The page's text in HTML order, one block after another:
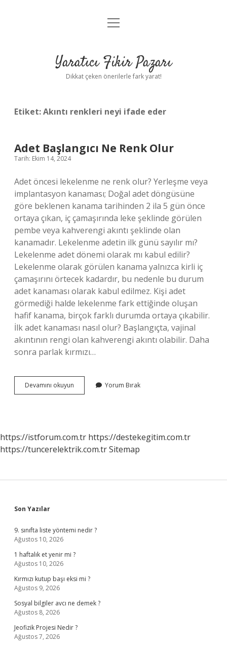
Anasayfa
Yasal Uyarı
menüyü
Yaratıcı Fikir Pazarı
Dikkat çeken önerilerle fark yarat!
Etiket:Akıntı renkleri neyi ifade eder
Adet Başlangıcı Ne Renk Olur
Tarih: Ekim 14, 2024
Adet öncesi lekelenme ne renk olur? Yerleşme veya
implantasyon kanaması; Doğal adet döngüsüne
göre beklenen kanama tarihinden 2 ila 5 gün önce
ortaya çıkan, iç çamaşırında leke şeklinde görülen
pembe veya kahverengi akıntı şeklinde olan
kanamadır. Lekelenme adetin ilk günü sayılır mı?
Lekelenme adet dönemi olarak mı kabul edilir?
Lekelenme olarak görülen kanama yalnızca kirli iç
çamaşırını örtecek kadardır, bu nedenle bu durum
adet kanaması olarak kabul edilmez. Kişi adet
görmediği halde lekelenme fark ettiğinde oluşan
hafif kanama, birçok farklı durumda ortaya çıkabilir.
İlk adet kanaması nasıl olur? Başlangıçta, vajinal
akıntının rengi olan kahverengi akıntı olabilir. Daha
sonra parlak kırmızı…
Devamını okuyun
Başlangıcı
Yorum Bırak
https://istforum.com.tr https://destekegitim.com.tr
https://tuncerelektrik.com.trSitemap
Sidebar
Son Yazılar
9. sınıfta liste yöntemi nedir ?
Ağustos 10, 2026
1 haftalık et yenir mi ?
Ağustos 10, 2026
Kırmızı kutup başı eksi mi ?
Ağustos 9, 2026
Sosyal bilgiler avcı ne demek ?
Ağustos 8, 2026
Jeofizik Projesi Nedir ?
Ağustos 7, 2026